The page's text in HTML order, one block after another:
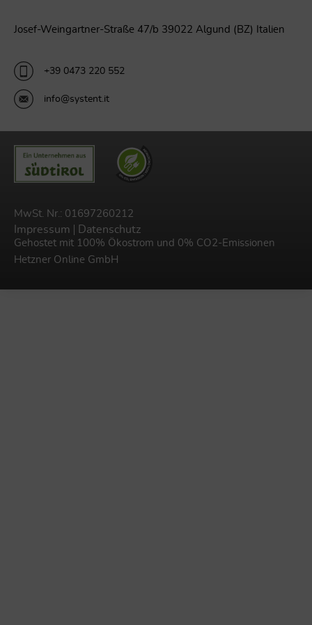
Josef-Weingartner-Straße 47/b 39022 Algund (BZ) Italien
+39 0473 220 552
info@systent.it
MwSt. Nr.: 01697260212
Impressum Datenschutz
Gehostet mit 100% Ökostrom und 0% CO2-Emissionen
Hetzner Online GmbH